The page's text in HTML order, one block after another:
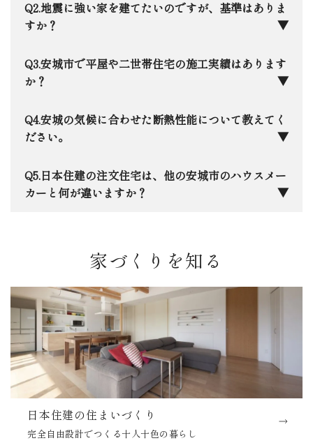
もちろんです。安城市に本社を構える地元企業と
して、ネットには載らないような地元の土地情報も
らぽーと安城」周辺から、落ち着いた学区まで、住
宅のプロの目線で「お客様にとって本当にいい家が
地震に強い家を建てたいのですが、基準はありま
すか？
日本住建では、全棟で最高等級の「耐震等級3」
をクリアするのはもちろん、さらに踏み込んだ許容
計算による構造解析も実施しています。万が一の震
災時に「自分の家が一番安全な避難所」として、家
ています。
安城市で平屋や二世帯住宅の施工実績はあります
か？
はい、安城市内でも数多くの実績がございます。
私たちは完全自由設計ですので、「趣味を楽しめる
帯」など、決まった形はありません。実際の施工事
例をご覧いただきながら、ご家族に合わせた最適な
安城の気候に合わせた断熱性能について教えてく
ださい。
三河エリア特有の「夏の蒸し暑さ」と「冬の底冷
え」は意外と厳しいものです。当社ではHEAT20
を抑えながら、一年中素足で過ごせる心地よさを大
日本住建の注文住宅は、他の安城市のハウスメー
カーと何が違いますか？
性能とデザインのバランス、そして創業50年で培っ
た「設計の自由度」と「地元への責任感」です。大
手の安心感と地元の工務店のような細やかさ、その
両方を兼ね備えていると自負しています。安城に本
社があるからこそ、お引き渡し後のメンテナンスに
も迅速に駆けつけます。
家づくりを知る
日本住建の住まいづくり
完全自由設計でつくる十人十色の暮らし